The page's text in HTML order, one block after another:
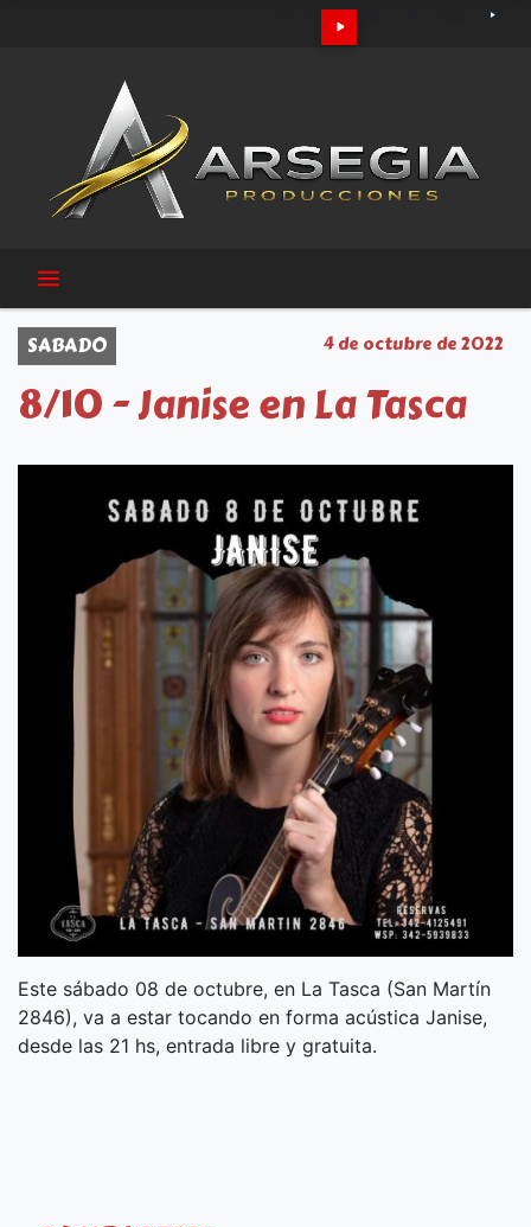
SABADO 4 de octubre de 2022
8/10 - Janise en La Tasca
Este sábado 08 de octubre, en La Tasca (San Martín
2846), va a estar tocando en forma acústica Janise,
desde las 21 hs, entrada libre y gratuita.